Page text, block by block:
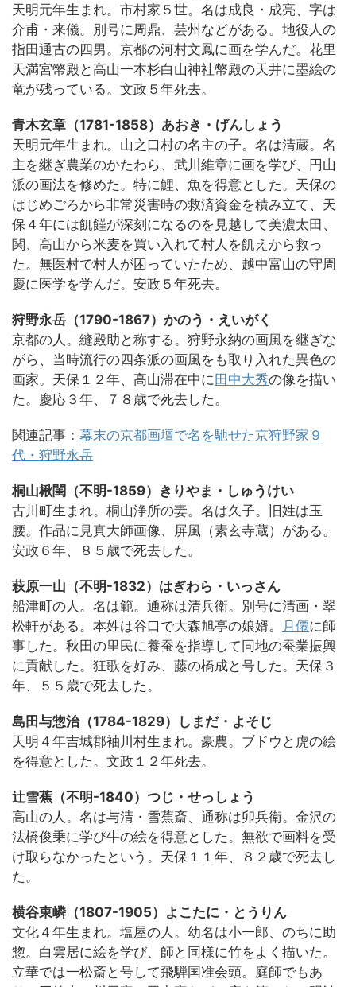
天明元年生まれ。市村家５世。名は成良・成亮、字は
介甫・来儀。別号に周鼎、芸州などがある。地役人の
指田通古の四男。京都の河村文鳳に画を学んだ。花里
天満宮幣殿と高山一本杉白山神社幣殿の天井に墨絵の
竜が残っている。文政５年死去。
青木玄章（1781-1858）あおき・げんしょう
天明元年生まれ。山之口村の名主の子。名は清蔵。名
主を継ぎ農業のかたわら、武川維章に画を学び、円山
派の画法を修めた。特に鯉、魚を得意とした。天保の
はじめごろから非常災害時の救済資金を積み立て、天
保４年には飢饉が深刻になるのを見越して美濃太田、
関、高山から米麦を買い入れて村人を飢えから救っ
た。無医村で村人が困っていたため、越中富山の守周
慶に医学を学んだ。安政５年死去。
狩野永岳（1790-1867）かのう・えいがく
京都の人。縫殿助と称する。狩野永納の画風を継ぎな
がら、当時流行の四条派の画風をも取り入れた異色の
画家。天保１２年、高山滞在中に田中大秀の像を描い
た。慶応３年、７８歳で死去した。
関連記事： 幕末の京都画壇で名を馳せた京狩野家９
代・ 狩野永岳
桐山楸閨（不明-1859）きりやま・しゅうけい
古川町生まれ。桐山浄所の妻。名は久子。旧姓は玉
腰。作品に見真大師画像、屏風（素玄寺蔵）がある。
安政６年、８５歳で死去した。
萩原一山（不明-1832）はぎわら・いっさん
船津町の人。名は範。通称は清兵衛。別号に清画・翠
松軒がある。本姓は谷口で大森旭亭の娘婿。
月僊に師
事した。秋田の里民に養蚕を指導して同地の蚕業振興
に貢献した。狂歌を好み、藤の橋成と号した。天保３
年、５５歳で死去した。
島田与惣治（1784-1829）しまだ・よそじ
天明４年吉城郡袖川村生まれ。豪農。ブドウと虎の絵
を得意とした。文政１２年死去。
辻雪蕉（不明-1840）つじ・せっしょう
高山の人。名は与清・雪蕉斎、通称は卯兵衛。金沢の
法橋俊乗に学び牛の絵を得意とした。無欲で画料を受
け取らなかったという。天保１１年、８２歳で死去し
た。
横谷東嶙（1807-1905）よこたに・とうりん
文化４年生まれ。塩屋の人。幼名は小一郎、のちに助
惣。白雲居に絵を学び、師と同様に竹をよく描いた。
立華では一松斎と号して飛騨国准会頭。庭師でもあ